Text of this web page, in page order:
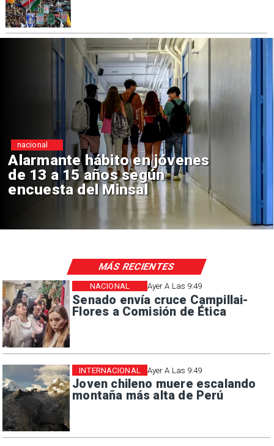
Alarmante hábito en jóvenes
de 13 a 15 años según
encuesta del Minsal
nacional
Ayer A Las 9:49
Senado envía cruce Campillai-
Flores a Comisión de Ética
NACIONAL
Ayer A Las 9:49
Joven chileno muere escalando
montaña más alta de Perú
INTERNACIONAL
MÁS RECIENTES